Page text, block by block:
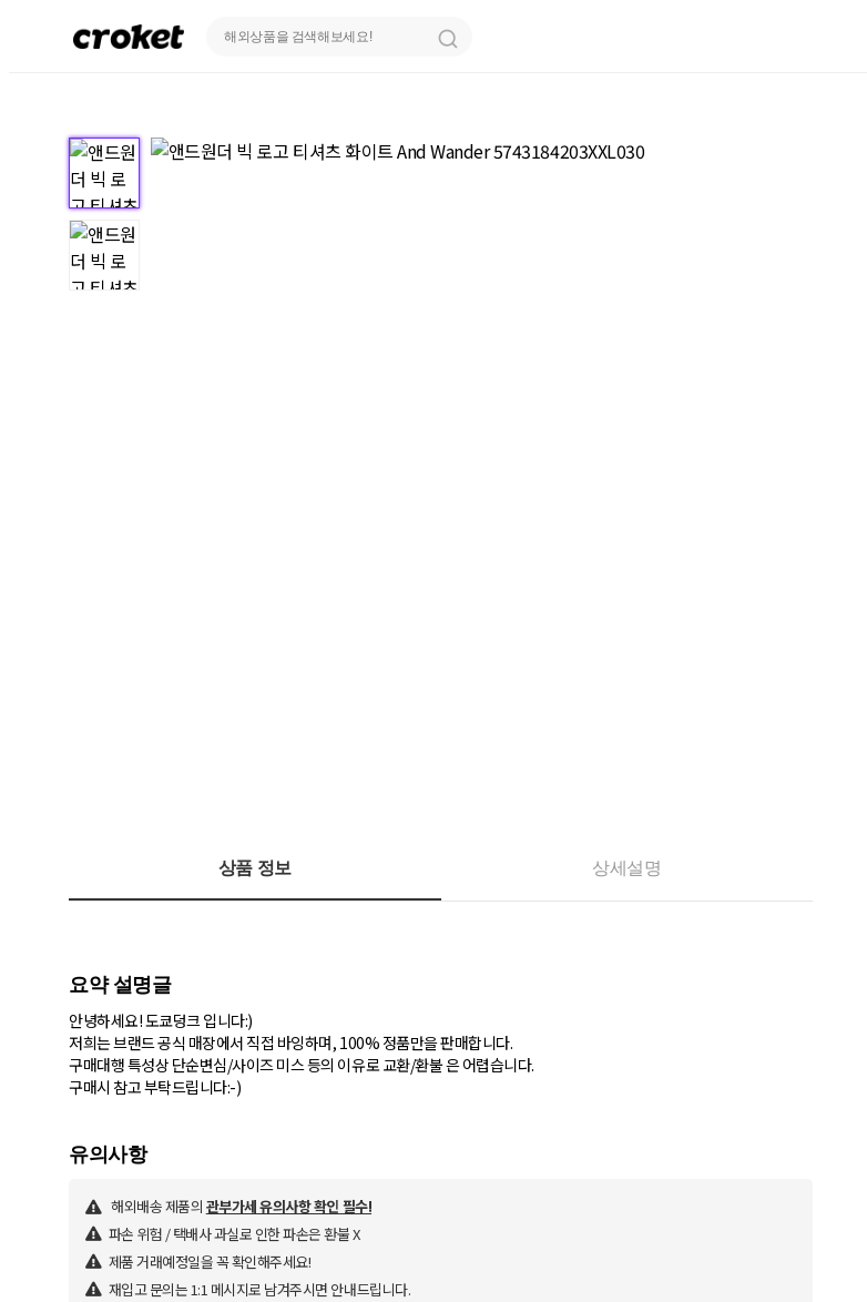
상품 정보 상세설명
요약 설명글
안녕하세요! 도쿄덩크 입니다:)
저희는 브랜드 공식 매장에서 직접 바잉하며, 100% 정품만을 판매합니다.
구매대행 특성상 단순변심/사이즈 미스 등의 이유로 교환/환불 은 어렵습니다.
구매시 참고 부탁드립니다:-)
유의사항
해외배송 제품의 관부가세 유의사항 확인 필수!
파손 위험 / 택배사 과실로 인한 파손은 환불 X
제품 거래예정일을 꼭 확인해주세요!
재입고 문의는 1:1 메시지로 남겨주시면 안내드립니다.